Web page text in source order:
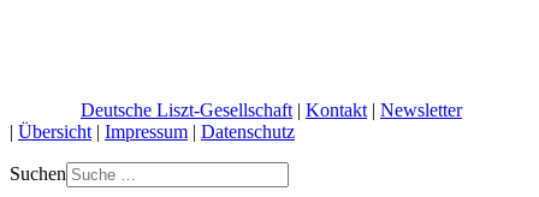
Deutsche Liszt-Gesellschaft | Kontakt | Newsletter
| Übersicht | Impressum | Datenschutz
Suchen